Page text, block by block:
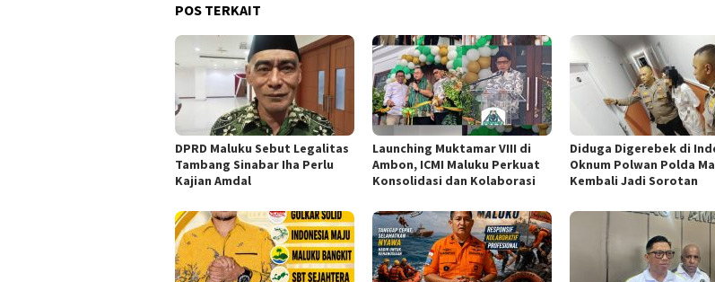
POS TERKAIT
DPRD Maluku Sebut Legalitas
Tambang Sinabar Iha Perlu
Kajian Amdal
Launching Muktamar VIII di
Ambon, ICMI Maluku Perkuat
Konsolidasi dan Kolaborasi
Diduga Digerebek di
Oknum Polwan Polda
Kembali Jadi Sorotan